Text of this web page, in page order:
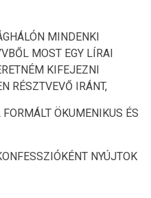
MINDENKI
MOST EGY LÍRAI
KIFEJEZNI
RÉSZTVEVŐ IRÁNT,
ÖKUMENIKUS ÉS
NYÚJTOK